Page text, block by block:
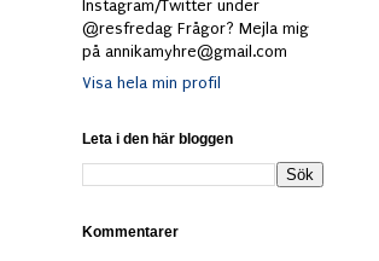
Instagram/Twitter under
@resfredag Frågor? Mejla mig
på annikamyhre@gmail.com
Visa hela min profil
Leta i den här bloggen
Kommentarer